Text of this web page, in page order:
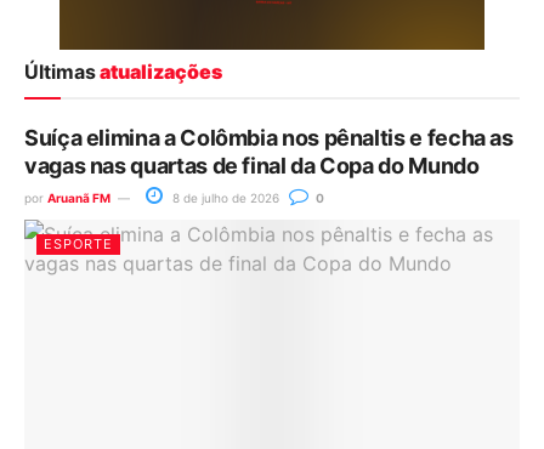
Últimasatualizações
Suíça elimina a Colômbia nos pênaltis e fecha as
vagas nas quartas de final da Copa do Mundo
por Aruanã FM 8 de julho de 2026 0
ESPORTE